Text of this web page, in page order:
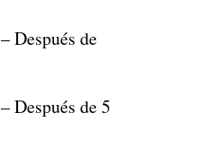
– Después de
– Después de 5